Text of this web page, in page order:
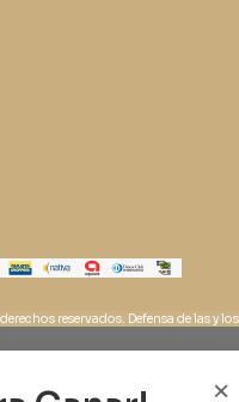
reservados. Defensa de las y
×